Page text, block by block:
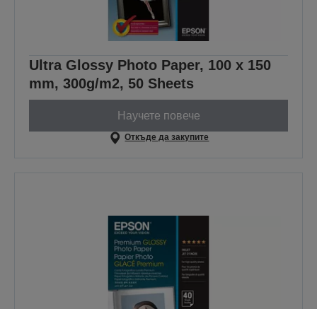
Ultra Glossy Photo Paper, 100 x 150
mm, 300g/m2, 50 Sheets
Научете повече
Откъде да закупите